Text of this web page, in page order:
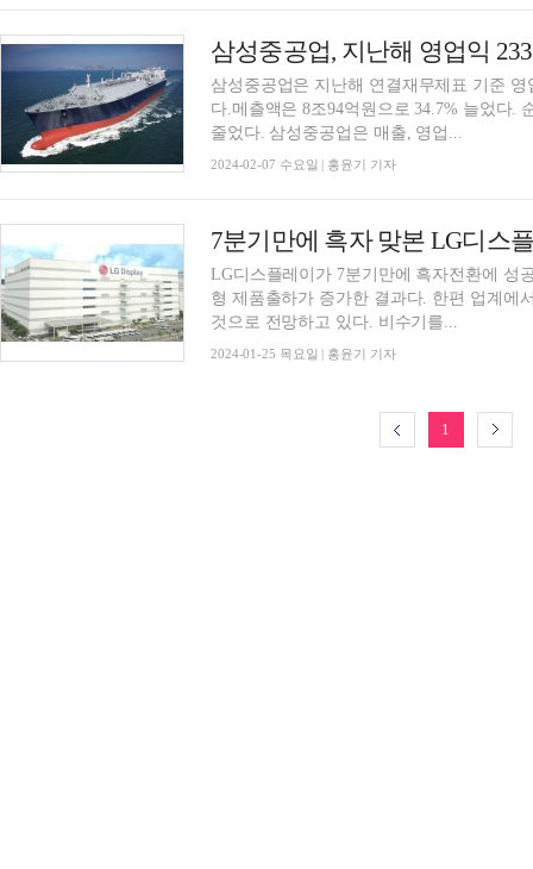
삼성중공업, 지난해 영업익
삼성중공업은 지난해 연결재무제표 기준
다.메츨액은 8조94억원으로 34.7% 늘었다.
줄었다. 삼성중공업은 매출, 영업...
2024-02-07 수요일 | 홍윤기 기자
7분기만에 흑자 맞본 LG디스
LG디스플레이가 7분기만에 흑자전환에 성
형 제품출하가 증가한 결과다. 한편 업계에
것으로 전망하고 있다. 비수기를...
2024-01-25 목요일 | 홍윤기 기자
1